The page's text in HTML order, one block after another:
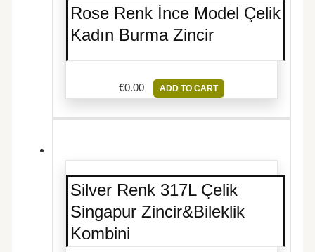
Rose Renk İnce Model Çelik
Kadın Burma Zincir
€0.00 ADD TO CART
Silver Renk 317L Çelik
Singapur Zincir&Bileklik
Kombini